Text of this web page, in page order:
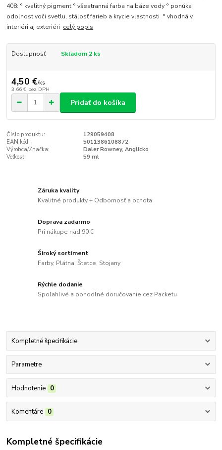
408: ° kvalitný pigment ° všestranná farba na báze vody ° ponúka
odolnosť voči svetlu, stálosť farieb a krycie vlastnosti ° vhodná v
interiéri aj exteriéri celý popis
Dostupnosť Skladom 2 ks
4,50 €/ks
3,66 € bez DPH
Pridať do košíka
Číslo produktu:
129059408
EAN kód:
5011386108872
Výrobca/Značka:
Daler Rowney, Anglicko
Veľkosť:
59 ml
Záruka kvality
Kvalitné produkty + Odbornosť a ochota
Doprava zadarmo
Pri nákupe nad 90 €
Široký sortiment
Farby, Plátna, Štetce, Stojany
Rýchle dodanie
Spoľahlivé a pohodlné doručovanie cez Packetu
Kompletné špecifikácie
Parametre
Hodnotenie 0
Komentáre 0
Kompletné špecifikácie